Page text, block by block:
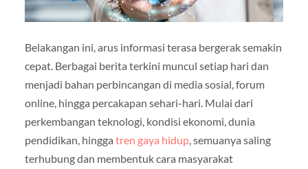
Belakangan ini, arus informasi terasa bergerak semakin
cepat. Berbagai berita terkini muncul setiap hari dan
menjadi bahan perbincangan di media sosial, forum
online, hingga percakapan sehari-hari. Mulai dari
perkembangan teknologi, kondisi ekonomi, dunia
pendidikan, hingga tren gaya hidup, semuanya saling
terhubung dan membentuk cara masyarakat